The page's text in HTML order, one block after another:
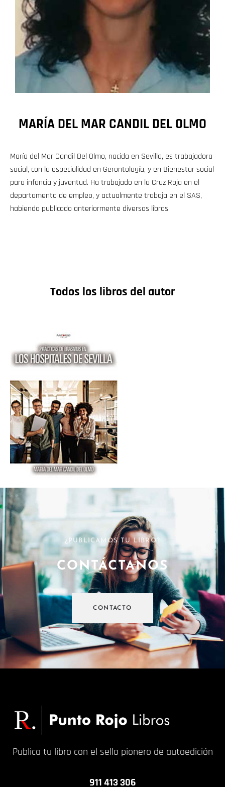
MARÍA DEL MAR CANDIL DEL OLMO
María del Mar Candil Del Olmo, nacida en Sevilla, es trabajadora
social, con la especialidad en Gerontología, y en Bienestar social
para infancia y juventud. Ha trabajado en la Cruz Roja en el
departamento de empleo, y actualmente trabaja en el SAS,
habiendo publicado anteriormente diversos libros.
Todos los libros del autor
¿PUBLICAMOS TU LIBRO?
CONTÁCTANOS
CONTACTO
Publica tu libro con el sello pionero de autoedición
911 413 306